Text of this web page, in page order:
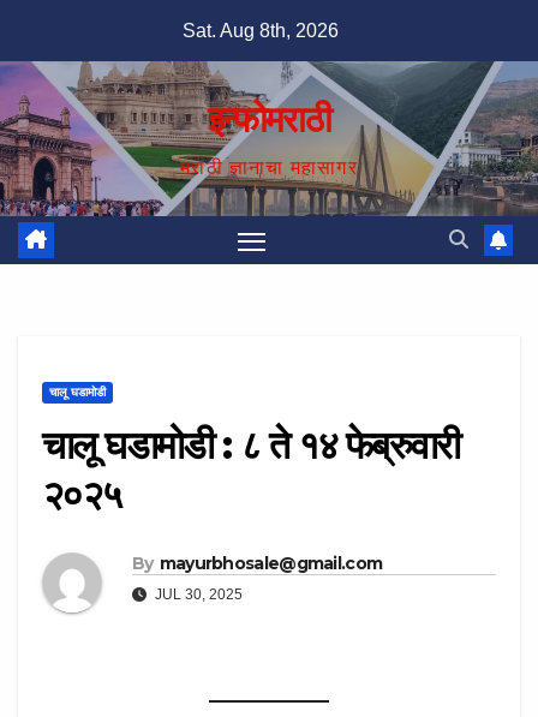
content
Sat. Aug 8th, 2026
इन्फोमराठी
मराठी ज्ञानाचा महासागर
चालू घडामोडी
चालू घडामोडी : ८ ते १४ फेब्रुवारी
२०२५
By mayurbhosale@gmail.com
JUL 30, 2025